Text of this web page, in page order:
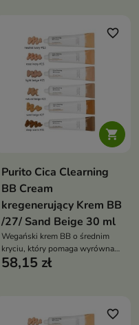
rozświetlenia i ochronę SPF30,
pomagając uzyskać zdrowy,
promienny wygląd cery

favorite_border
Purito Cica Clearning
BB Cream
kregenerujący Krem BB
/27/ Sand Beige 30 ml
Wegański krem BB o średnim
kryciu, który pomaga wyrównać
koloryt skóry, zapewnia
58,15 zł
favorite_border